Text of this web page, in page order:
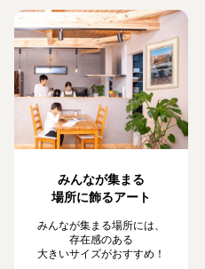
みんなが集まる
場所に飾るアート
みんなが集まる場所には、
存在感のある
大きいサイズがおすすめ！